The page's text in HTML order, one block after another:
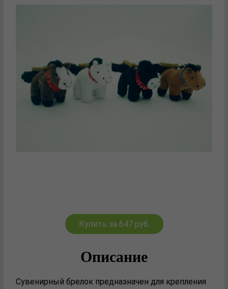
Купить за 647 руб.
Описание
Сувенирный брелок предназначен для крепления